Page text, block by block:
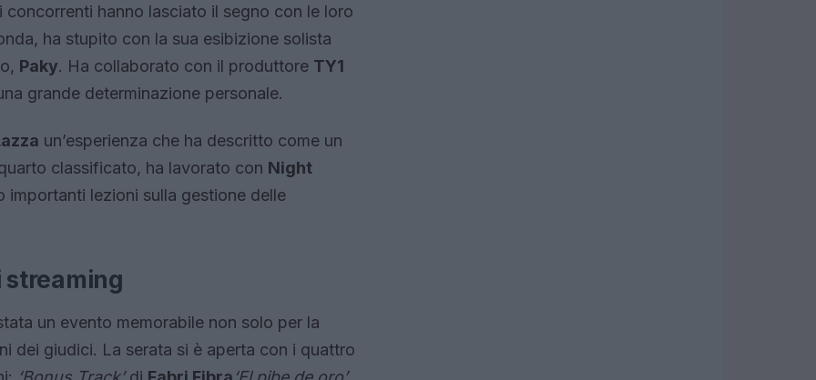
hanno lasciato il segno con le loro
ha stupito con la sua esibizione solista
Paky. Ha collaborato con il produttore TY1
grande determinazione personale.
un’esperienza che ha descritto come un
classificato, ha lavorato con Night
importanti lezioni sulla gestione delle
streaming
un evento memorabile non solo per la
dei giudici. La serata si è aperta con i quattro